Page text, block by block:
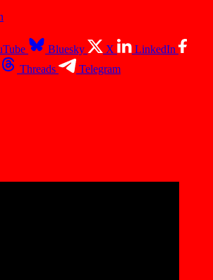
Bluesky X
LinkedIn
Threads Telegram